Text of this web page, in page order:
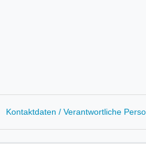
Kontaktdaten / Verantwortliche